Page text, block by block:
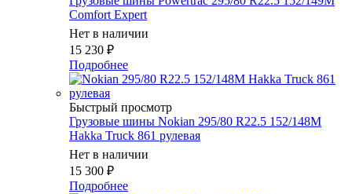
Comfort Expert
Нет в наличии
15 230 ₽
Подробнее
Быстрый просмотр
Грузовые шины Nokian 295/80 R22.5 152/148M
Hakka Truck 861 рулевая
Нет в наличии
15 300 ₽
Подробнее